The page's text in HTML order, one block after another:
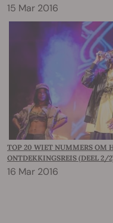
15 Mar 2016
TOP 20 WIET NUMMERS OM
ONTDEKKINGSREIS (DEEL 2/
16 Mar 2016